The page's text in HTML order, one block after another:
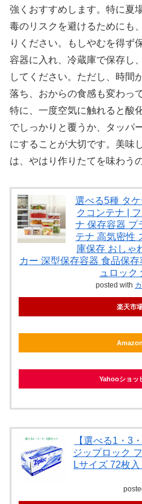
強くおすすめします。特に夏
毒のリスクを避けるためにも
りください。もしやむを得ず
容器に入れ、冷蔵庫で保存し
してください。ただし、時間
落ち、おからの食感も変わっ
特に、一度空気に触れると酸
でしっかりと覆うか、タッパ
にすることが大切です。美味
は、やはり作りたてを味わう
選べる5種 タ
クコンテナ |
ナ 保存容器 プ
テナ 高気密性
庫保存 おしゃ
カー 深型保存容器 食品保
ュロック
posted with
楽天市
Amazon
Yahooショッ
【選べる1・3
ジップロック
Lサイズ 72枚